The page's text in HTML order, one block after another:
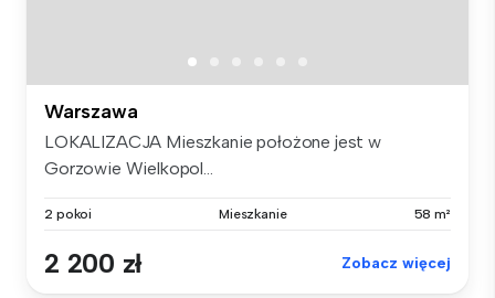
Warszawa
LOKALIZACJA Mieszkanie położone jest w
Gorzowie Wielkopol...
2 pokoi Mieszkanie 58 m²
2 200 zł Zobacz więcej